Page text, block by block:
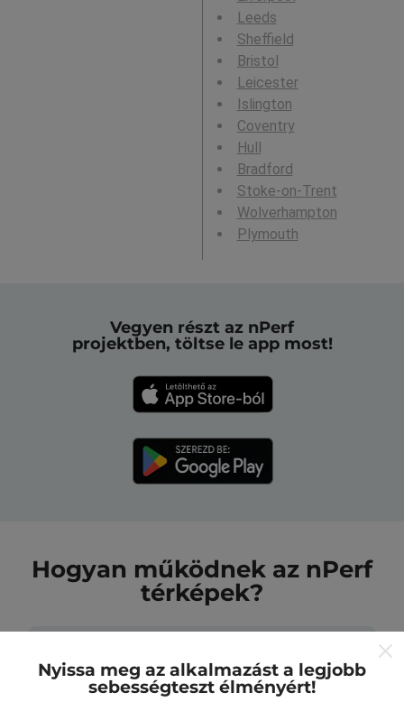
Leeds
Sheffield
Bristol
Leicester
Islington
Coventry
Hull
Bradford
Stoke-on-Trent
Wolverhampton
Plymouth
Vegyen részt az nPerf
projektben, töltse le app most!
Hogyan működnek az nPerf
térképek?
Nyissa meg az alkalmazást a legjobb
sebességteszt élményért!